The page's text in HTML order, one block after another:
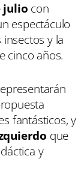
julio con
espectáculo
y la
cinco años.
fantásticos, y
que
y